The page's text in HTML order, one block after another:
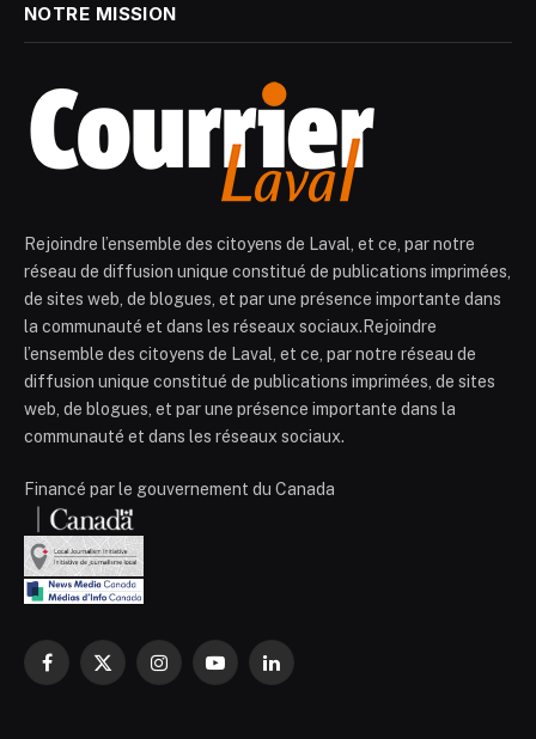
NOTRE MISSION
Rejoindre l’ensemble des citoyens de Laval, et ce, par notre
réseau de diffusion unique constitué de publications imprimées,
de sites web, de blogues, et par une présence importante dans
la communauté et dans les réseaux sociaux.Rejoindre
l’ensemble des citoyens de Laval, et ce, par notre réseau de
diffusion unique constitué de publications imprimées, de sites
web, de blogues, et par une présence importante dans la
communauté et dans les réseaux sociaux.
Financé par le gouvernement du Canada
Facebook
X
InstagramYouTubeLinkedIn